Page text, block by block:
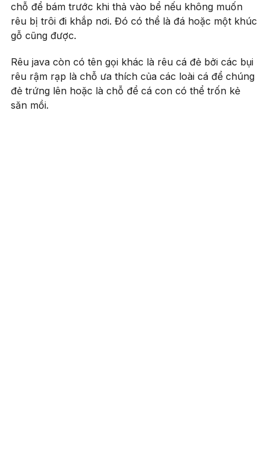
chỗ để bám trước khi thả vào bể nếu không muốn
rêu bị trôi đi khắp nơi. Đó có thể là đá hoặc một khúc
gỗ cũng được.
Rêu java còn có tên gọi khác là rêu cá đẻ bởi các bụi
rêu rậm rạp là chỗ ưa thích của các loài cá để chúng
đẻ trứng lên hoặc là chỗ để cá con có thể trốn kẻ
săn mồi.